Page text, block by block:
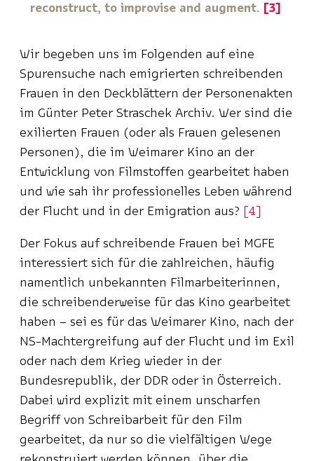
reconstruct, to improvise and augment.
3
Wir begeben uns im Folgenden auf eine
Spurensuche nach emigrierten schreibenden
Frauen in den Deckblättern der Personenakten
im Günter Peter Straschek Archiv. Wer sind die
exilierten Frauen (oder als Frauen gelesenen
Personen), die im Weimarer Kino an der
Entwicklung von Filmstoffen gearbeitet haben
und wie sah ihr professionelles Leben während
der Flucht und in der Emigration aus?
4
Der Fokus auf schreibende Frauen bei MGFE
interessiert sich für die zahlreichen, häufig
namentlich unbekannten Filmarbeiterinnen,
die schreibenderweise für das Kino gearbeitet
haben – sei es für das Weimarer Kino, nach der
NS-Machtergreifung auf der Flucht und im Exil
oder nach dem Krieg wieder in der
Bundesrepublik, der DDR oder in Österreich.
Dabei wird explizit mit einem unscharfen
Begriff von Schreibarbeit für den Film
gearbeitet, da nur so die vielfältigen Wege